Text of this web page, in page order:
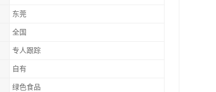
东莞
全国
专人跟踪
自有
绿色食品